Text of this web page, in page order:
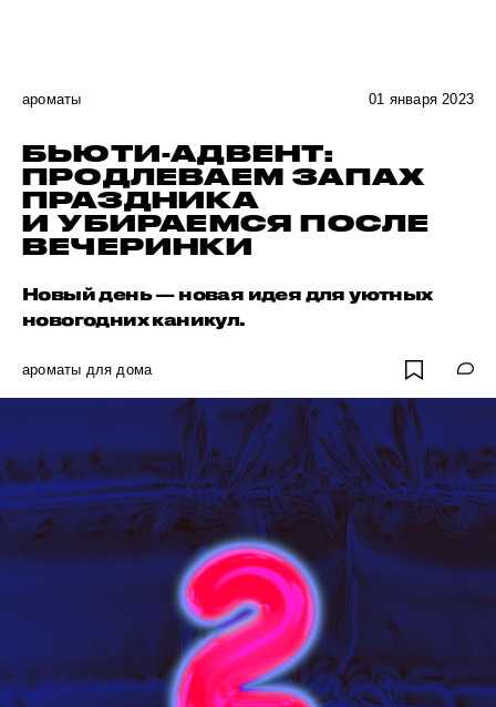
ароматы 01 января 2023
БЬЮТИ-АДВЕНТ:
ПРОДЛЕВАЕМ ЗАПАХ
ПРАЗДНИКА
И УБИРАЕМСЯ ПОСЛЕ
ВЕЧЕРИНКИ
Новый день — новая идея для уютных
новогодних каникул.
ароматы для дома